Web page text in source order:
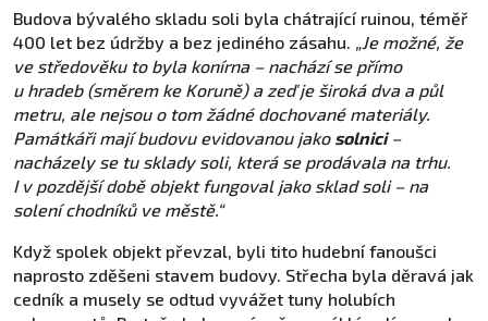
Budova bývalého skladu soli byla chátrající ruinou, téměř
400 let bez údržby a bez jediného zásahu. „Je možné, že
ve středověku to byla konírna – nachází se přímo
u hradeb (směrem ke Koruně) a zeď je široká dva a půl
metru, ale nejsou o tom žádné dochované materiály.
Památkáři mají budovu evidovanou jako solnici–
nacházely se tu sklady soli, která se prodávala na trhu.
I v pozdější době objekt fungoval jako sklad soli – na
solení chodníků ve městě.“
Když spolek objekt převzal, byli tito hudební fanoušci
naprosto zděšeni stavem budovy. Střecha byla děravá jak
cedník a musely se odtud vyvážet tuny holubích